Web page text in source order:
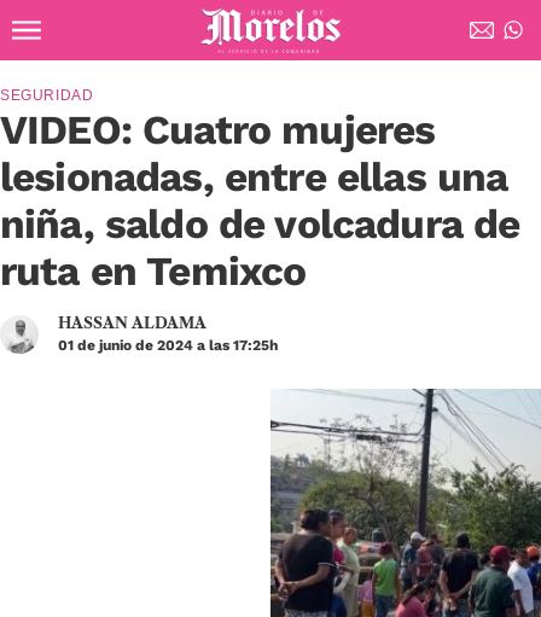
Diario de Morelos
VIDEO: Cuatro mujeres
lesionadas, entre ellas una
niña, saldo de volcadura de
ruta en Temixco
SEGURIDAD
HASSAN ALDAMA
01 de junio de 2024 a las 17:25h